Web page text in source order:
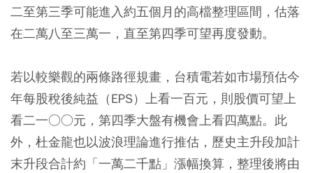
二至第三季可能進入約五個月的高檔整理區間，估落
在二萬八至三萬一，直至第四季可望再度發動。
若以較樂觀的兩條路徑規畫，台積電若如市場預估今
年每股稅後純益（EPS）上看一百元，則股價可望上
看二一○○元，第四季大盤有機會上看四萬點。此
外，杜金龍也以波浪理論進行推估，歷史主升段加計
末升段合計約「一萬二千點」漲幅換算，整理後將由